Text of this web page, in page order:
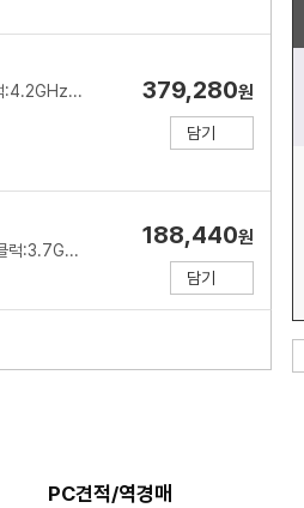
인텔(소켓1851)/P6+E12코어/18스레드/메모리 규격:DDR5/탑재/TSMC 3nm/기본 클럭:4.2GHz/최대 클럭:5.3GHz/L2 캐시:30MB/L3 캐시:30MB/PBP-MTP:125-159W/PCIe5.0, 4.0/7200MHz/인텔 그래픽스(Xe LPG)/기술 지원:인텔 XTU,인텔 퀵싱크,인텔 딥러닝부스트/쿨러:미포함 379,280원
담기
AMD(소켓AM5)/6코어/12스레드/메모리 규격:DDR5/미탑재/5세대(Zen4)/5nm/기본 클럭:3.7GHz/최대 클럭:5.0GHz/L2 캐시:6MB/L3 캐시:32MB/TDP:65W/PPT:88W/PCIe5.0/5200MHz/기술 지원:SMT(하이퍼스레딩)/쿨러:Wraith Stealth 포함/시네벤치R23(싱글):1824/시네벤치R23(멀티):13824/출시가: 179달러(VAT별도)
188,440원
담기
289,190원
179,440
PC견적/역경매